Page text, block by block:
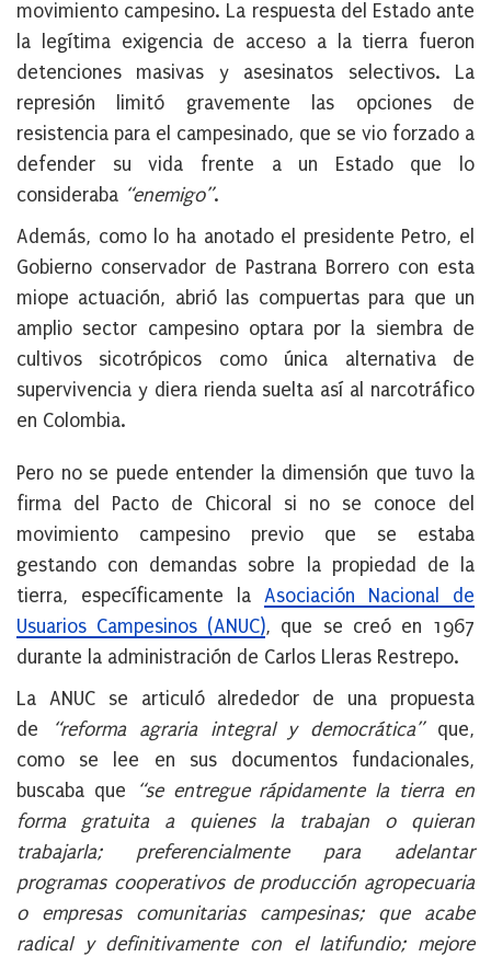
movimiento campesino. La respuesta del Estado ante
la legítima exigencia de acceso a la tierra fueron
detenciones masivas y asesinatos selectivos. La
represión limitó gravemente las opciones de
resistencia para el campesinado, que se vio forzado a
defender su vida frente a un Estado que lo
consideraba “enemigo”.
Además, como lo ha anotado el presidente Petro, el
Gobierno conservador de Pastrana Borrero con esta
miope actuación, abrió las compuertas para que un
amplio sector campesino optara por la siembra de
cultivos sicotrópicos como única alternativa de
supervivencia y diera rienda suelta así al narcotráfico
en Colombia.
Pero no se puede entender la dimensión que tuvo la
firma del Pacto de Chicoral si no se conoce del
movimiento campesino previo que se estaba
gestando con demandas sobre la propiedad de la
tierra, específicamente la Asociación Nacional de
Usuarios Campesinos (ANUC), que se creó en 1967
durante la administración de Carlos Lleras Restrepo.
La ANUC se articuló alrededor de una propuesta
de
“reforma agraria integral y democrática”que,
como se lee en sus documentos fundacionales,
buscaba que
“se entregue rápidamente la tierra en
forma gratuita a quienes la trabajan o quieran
trabajarla; preferencialmente para adelantar
programas cooperativos de producción agropecuaria
o empresas comunitarias campesinas; que acabe
radical y definitivamente con el latifundio; mejore